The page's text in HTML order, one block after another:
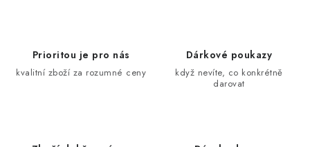
Prioritou je pro nás
kvalitní zboží za rozumné ceny
Dárkové poukazy
když nevíte, co konkrétně
darovat